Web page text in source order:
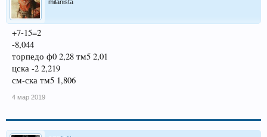
milanista
+7-15=2
-8,044
торпедо ф0 2,28 тм5 2,01
цска -2 2,219
см-ска тм5 1,806
4 мар 2019